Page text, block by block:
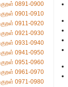
குறள் 0891-0900
குறள் 0901-0910
குறள் 0911-0920
குறள் 0921-0930
குறள் 0931-0940
குறள் 0941-0950
குறள் 0951-0960
குறள் 0961-0970
குறள் 0971-0980